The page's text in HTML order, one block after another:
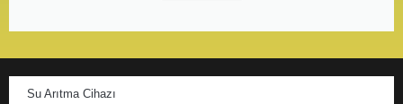
Su Arıtma Cihazı